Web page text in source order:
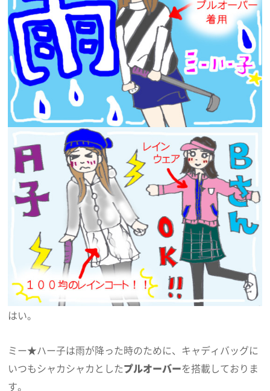
はい。
ミー★ハー子は雨が降った時のために、キャディバッグに
いつもシャカシャカとしたプルオーバーを搭載しておりま
す。